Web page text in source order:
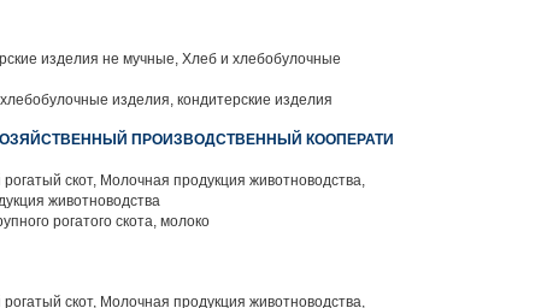
изделия не мучные, Хлеб и хлебобулочные
изделия, кондитерские изделия
ПРОИЗВОДСТВЕННЫЙ КООПЕРАТИ
скот, Молочная продукция животноводства,
животноводства
рогатого скота, молоко
скот, Молочная продукция животноводства,